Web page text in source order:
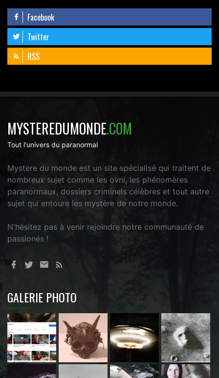
Facebook
Twitter
RSS
MYSTEREDUMONDE.COM
Tout l'univers du paranormal
Mystere du monde est un site spécialisé qui traitent de
nombreux sujet comme les ovni, les phénomères
paranormaux, dossiers criminels célèbres et tout autre
sujet qui entoure les mystère de notre monde.
N'hésitez pas à venir rejoindre notre communauté de
passionés !
GALERIE PHOTO